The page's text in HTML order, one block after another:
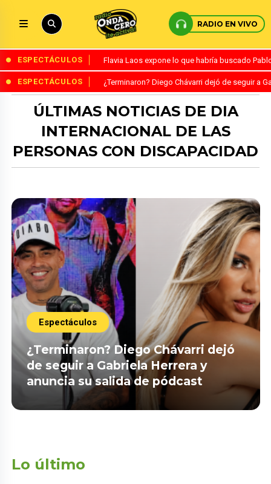
RADIO EN VIVO
ESPECTÁCULOS Flavia Laos expone lo que habría buscado
ESPECTÁCULOS ¿Terminaron? Diego Chávarri dejó de seguir a
ÚLTIMAS NOTICIAS DE DIA
INTERNACIONAL DE LAS
PERSONAS CON DISCAPACIDAD
Espectáculos
¿Terminaron? Diego Chávarri dejó
de seguir a Gabriela Herrera y
anuncia su salida de pódcast
Lo último